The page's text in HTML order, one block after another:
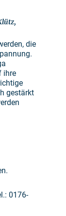
die
ihre
gestärkt
0176-